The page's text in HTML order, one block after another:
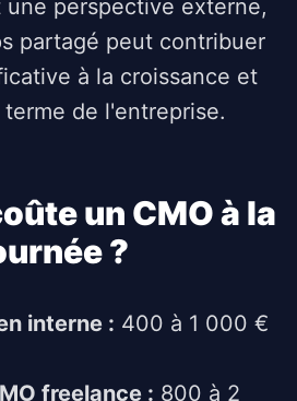
perspective externe,
partagé peut contribuer
à la croissance et
de l'entreprise.
un CMO à la
?
interne : 400 à 1 000 €
freelance : 800 à 2